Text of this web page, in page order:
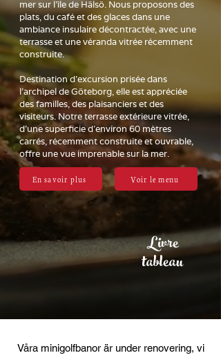
mer sur l'île de Hälsö. Nous proposons des
plats, du café et des glaces dans une
ambiance insulaire décontractée, avec une
terrasse et une véranda vitrée récemment
construite.
Destination d'excursion prisée dans
l'archipel de Göteborg, elle est appréciée
des familles, des plaisanciers et des
visiteurs. Notre terrasse extérieure vitrée,
d'une superficie d'environ 60 mètres
carrés, récemment construite et ouvrable,
offre une vue imprenable sur la mer.
En savoir plus Voir le menu
Livre
tableau
Våra minigolfbanor är under renovering, vi